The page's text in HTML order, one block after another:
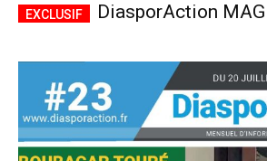
DiasporAction